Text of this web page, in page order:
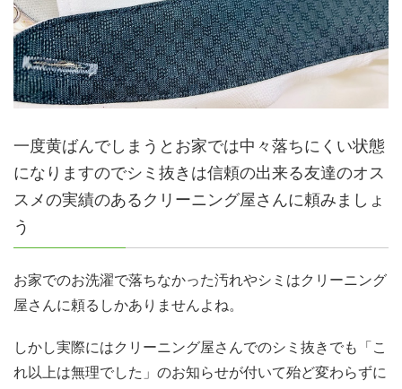
一度黄ばんでしまうとお家では中々落ちにくい状態
になりますのでシミ抜きは信頼の出来る友達のオス
スメの実績のあるクリーニング屋さんに頼みましょ
う
お家でのお洗濯で落ちなかった汚れやシミはクリーニング
屋さんに頼るしかありませんよね。
しかし実際にはクリーニング屋さんでのシミ抜きでも「こ
れ以上は無理でした」のお知らせが付いて殆ど変わらずに